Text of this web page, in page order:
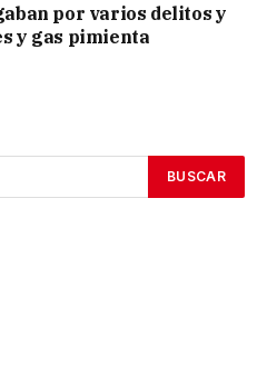
por varios delitos y
y gas pimienta